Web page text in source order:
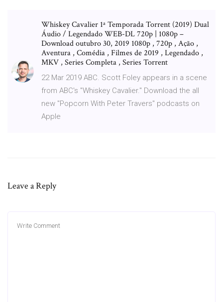
Whiskey Cavalier 1ª Temporada Torrent (2019) Dual
Áudio / Legendado WEB-DL 720p | 1080p –
Download outubro 30, 2019 1080p , 720p , Ação ,
Aventura , Comédia , Filmes de 2019 , Legendado ,
MKV , Series Completa , Series Torrent
22 Mar 2019 ABC. Scott Foley appears in a scene
from ABC's "Whiskey Cavalier." Download the all
new "Popcorn With Peter Travers" podcasts on
Apple
Leave a Reply